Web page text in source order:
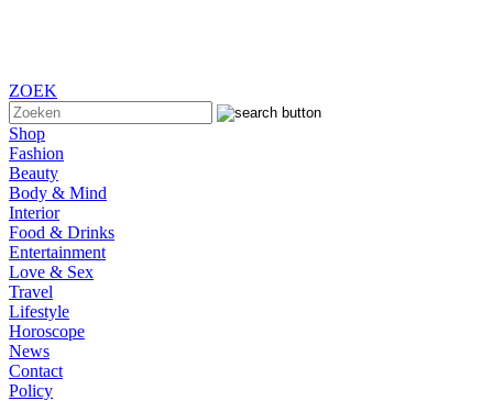
ZOEK
Shop
Fashion
Beauty
Body & Mind
Interior
Food & Drinks
Entertainment
Love & Sex
Travel
Lifestyle
Horoscope
News
Contact
Policy